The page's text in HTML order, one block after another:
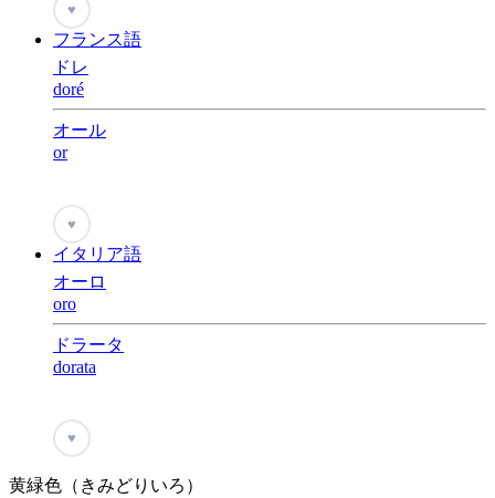
♥
フランス語
ドレ
doré
オール
or
♥
イタリア語
オーロ
oro
ドラータ
dorata
♥
黄緑色（きみどりいろ）